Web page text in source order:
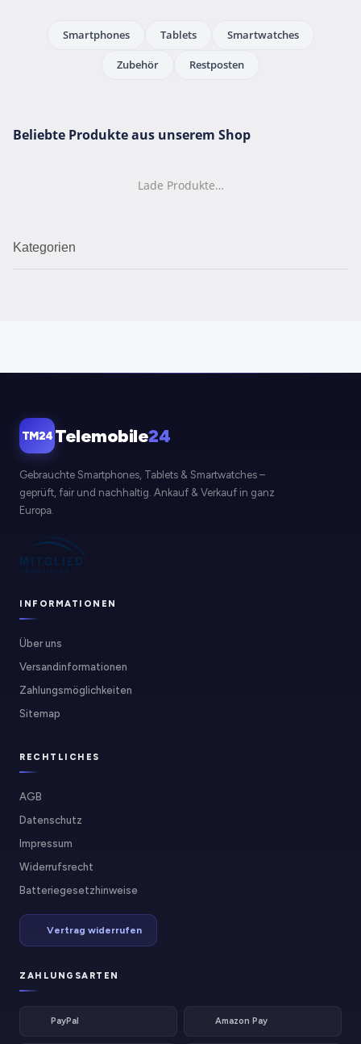
Smartphones Tablets Smartwatches
Zubehör Restposten
Beliebte Produkte aus unserem Shop
Lade Produkte…
Kategorien
TM24 Telemobile24
Gebrauchte Smartphones, Tablets & Smartwatches –
geprüft, fair und nachhaltig. Ankauf & Verkauf in ganz
Europa.
INFORMATIONEN
Über uns
Versandinformationen
Zahlungsmöglichkeiten
Sitemap
RECHTLICHES
AGB
Datenschutz
Impressum
Widerrufsrecht
Batteriegesetzhinweise
Vertrag widerrufen
ZAHLUNGSARTEN
PayPal Amazon Pay